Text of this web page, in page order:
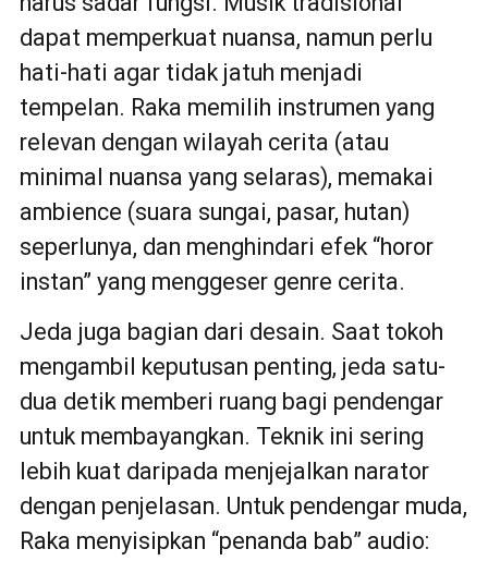
dapat memperkuat nuansa, namun perlu
hati-hati agar tidak jatuh menjadi
tempelan. Raka memilih instrumen yang
relevan dengan wilayah cerita (atau
minimal nuansa yang selaras), memakai
ambience (suara sungai, pasar, hutan)
seperlunya, dan menghindari efek “horor
instan” yang menggeser genre cerita.
Jeda juga bagian dari desain. Saat tokoh
mengambil keputusan penting, jeda satu-
dua detik memberi ruang bagi pendengar
untuk membayangkan. Teknik ini sering
lebih kuat daripada menjejalkan narator
dengan penjelasan. Untuk pendengar muda,
Raka menyisipkan “penanda bab” audio: